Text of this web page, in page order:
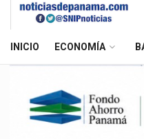
INICIO ECONOMÍA